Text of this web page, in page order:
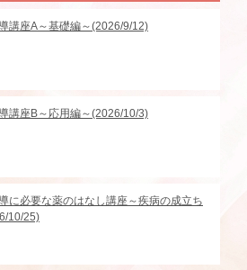
講座A～基礎編～(2026/9/12)
講座B～応用編～(2026/10/3)
に必要な薬のはなし講座～疾病の成立ち
10/25)